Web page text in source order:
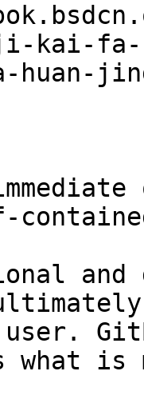
kai-fa-
and
what